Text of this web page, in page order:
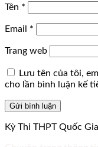
Tên *
Email *
Trang web
Lưu tên của tôi,
cho lần bình luận kế
Kỳ Thi THPT Quốc Gia